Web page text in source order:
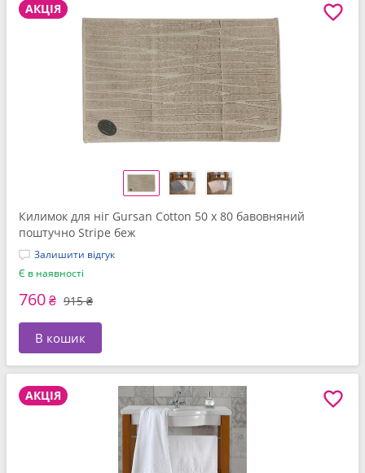
АКЦІЯ
Килимок для нiг Gursan Cotton 50 x 80 бавовняний
поштучно Stripe беж
Залишити відгук
Є в наявності
760₴ 915 ₴
В кошик
АКЦІЯ